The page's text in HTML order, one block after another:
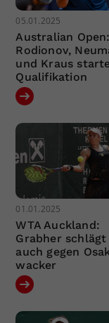
05.01.2025
Australian Open:
Rodionov,
und Kraus
Qualifikation
01.01.2025
WTA Auckland:
Grabher schlägt
auch gegen
wacker